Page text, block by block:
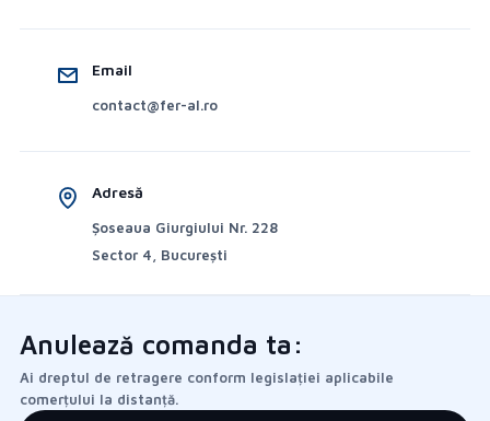
Email
contact@fer-al.ro
Adresă
Șoseaua Giurgiului Nr. 228
Sector 4, București
Anulează comanda ta:
Ai dreptul de retragere conform legislației aplicabile
comerțului la distanță.